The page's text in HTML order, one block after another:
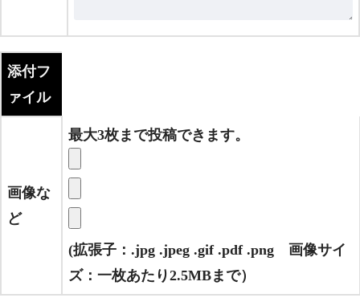
添付フ
ァイル
画像な
ど
最大3枚まで投稿できます。
(拡張子：.jpg .jpeg .gif .pdf .png 画像サイ
ズ：一枚あたり2.5MBまで）